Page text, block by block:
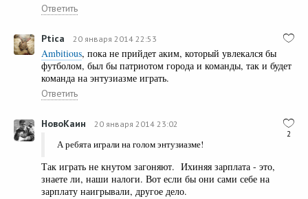
Ответить
Ptica 20 января 2014 22:53
Ambitious, пока не прийдет аким, который увлекался бы
футболом, был бы патриотом города и команды, так и будет
команда на энтузиазме играть.
Ответить
2
НовоКаин 20 января 2014 23:02
А ребята играли на голом энтузиазме!
Так играть не кнутом загоняют. Ихиняя зарплата - это,
знаете ли, наши налоги. Вот если бы они сами себе на
зарплату наигрывали, другое дело.